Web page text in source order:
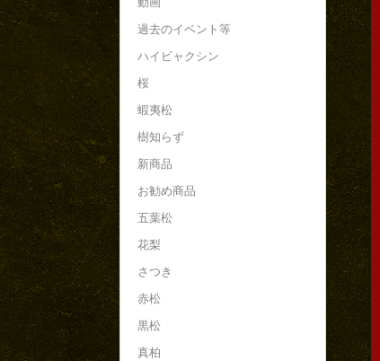
動画
過去のイベント等
ハイビャクシン
桜
蝦夷松
樹知らず
新商品
お勧め商品
五葉松
花梨
さつき
赤松
黒松
真柏